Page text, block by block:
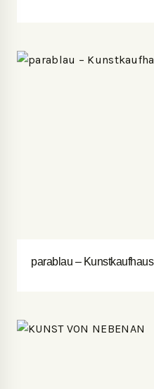
parablau – Kunstkaufhaus